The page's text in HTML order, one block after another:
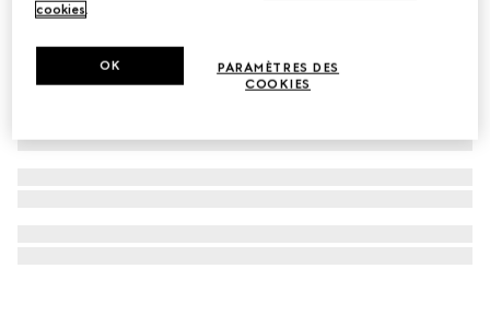
cookies.
PARAMÈTRES DES
COOKIES
OK